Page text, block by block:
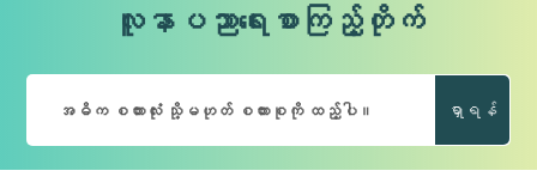
လူနာပညာရေးစာကြည့်တိုက်
ရှာရန်